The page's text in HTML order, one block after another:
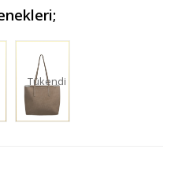
Tükendi